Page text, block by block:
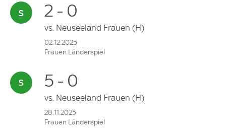
2 - 0
vs. Neuseeland Frauen (H)
02.12.2025
Frauen Länderspiel
5 - 0
vs. Neuseeland Frauen (H)
28.11.2025
Frauen Länderspiel